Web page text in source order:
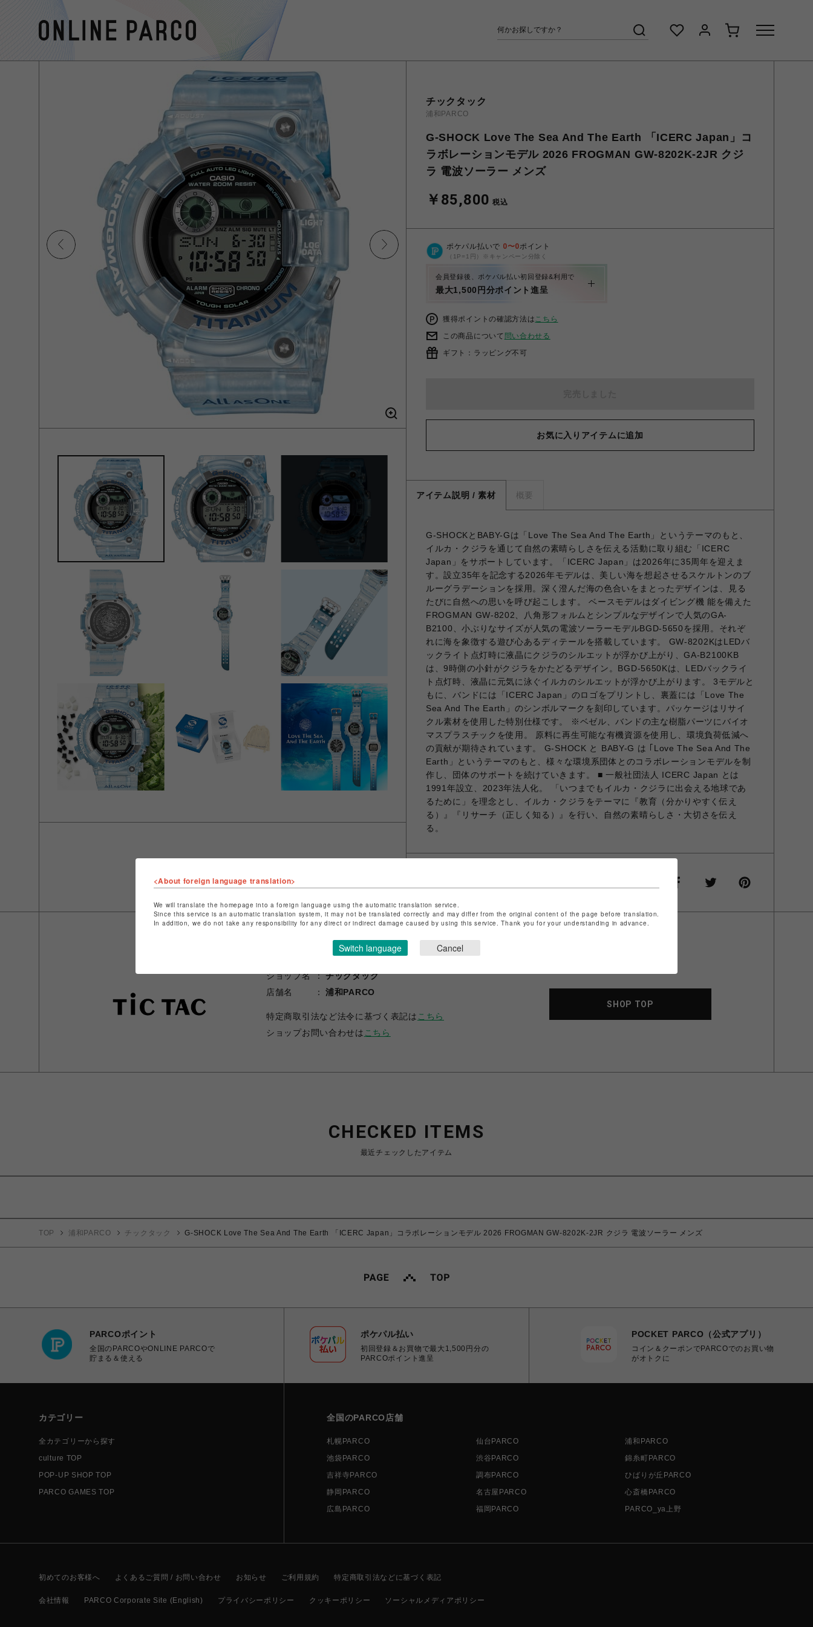
チックタック
浦和PARCO
G-SHOCK Love The Sea And The Earth 「ICERC Japan」コ
ラボレーションモデル 2026 FROGMAN GW-8202K-2JR クジ
ラ 電波ソーラー メンズ
￥85,800 税込
ポケパル払いで 0〜0ポイント
（1P=1円）※キャンペーン分除く
会員登録後、ポケパル払い初回登録&利用で
最大1,500円分ポイント進呈
獲得ポイントの確認方法はこちら
この商品について 問い合わせる
ギフト：ラッピング不可
お気に入りアイテムに追加
アイテム説明 / 素材 概要
G-SHOCKとBABY-Gは「Love The Sea And The Earth」というテーマのもと、
イルカ・クジラを通じて自然の素晴らしさを伝える活動に取り組む「ICERC
Japan」をサポートしています。「ICERC Japan」は2026年に35周年を迎えま
す。設立35年を記念する2026年モデルは、美しい海を想起させるスケルトンのブ
ルーグラデーションを採用。深く澄んだ海の色合いをまとったデザインは、見る
たびに自然への思いを呼び起こします。 ベースモデルはダイビング機 能を備えた
FROGMAN GW-8202、八角形フォルムとシンプルなデザインで人気のGA-
B2100、小ぶりなサイズが人気の電波ソーラーモデルBGD-5650を採用。それぞ
れに海を象徴する遊び心あるディテールを搭載しています。 GW-8202KはLEDバ
ックライト点灯時に液晶にクジラのシルエットが浮かび上がり、GA-B2100KB
は、9時側の小針がクジラをかたどるデザイン。BGD-5650Kは、LEDバックライ
ト点灯時、液晶に元気に泳ぐイルカのシルエットが浮かび上がります。 3モデルと
もに、バンドには「ICERC Japan」のロゴをプリントし、裏蓋には「Love The
Sea And The Earth」のシンボルマークを刻印しています。パッケージはリサイ
クル素材を使用した特別仕様です。 ※ベゼル、バンドの主な樹脂パーツにバイオ
マスプラスチックを使用。 原料に再生可能な有機資源を使用し、環境負荷低減へ
の貢献が期待されています。 G-SHOCK と BABY-G は ｢Love The Sea And The
Earth」というテーマのもと、様々な環境系団体とのコラボレーションモデルを制
作し、団体のサポートを続けていきます。 ■ 一般社団法人 ICERC Japan とは
1991年設立、2023年法人化。 「いつまでもイルカ・クジラに出会える地球であ
るために」を理念とし、イルカ・クジラをテーマに『教育（分かりやすく伝え
る）』『リサーチ（正しく知る）』を行い、自然の素晴らしさ・大切さを伝え
る。
ショップ名
チックタック
店舗名
浦和PARCO
特定商取引法など法令に基づく表記は こちら
ショップお問い合わせは こちら
SHOP TOP
CHECKED ITEMS
最近チェックしたアイテム
TOP 浦和PARCO チックタック G-SHOCK Love The Sea And The Earth 「ICERC Japan」コラボレーションモデル 2026 FROGMAN GW-8202K-2JR クジラ 電波ソーラー メンズ
PARCOポイント
全国のPARCOやONLINE PARCOで
貯まる＆使える
ポケパル払い
初回登録＆お買物で最大1,500円分の
PARCOポイント進呈
POCKET PARCO（公式アプリ）
コイン＆クーポンでPARCOでのお買い物
がオトクに
カテゴリー
全カテゴリーから探す
culture TOP
POP-UP SHOP TOP
PARCO GAMES TOP
全国のPARCO店舗
札幌PARCO 仙台PARCO
浦和PARCO
池袋PARCO
渋谷PARCO
錦糸町PARCO
吉祥寺PARCO
調布PARCO
ひばりが丘PARCO
静岡PARCO
名古屋PARCO
心斎橋PARCO
広島PARCO
福岡PARCO PARCO_ya上野
初めてのお客様へ よくあるご質問 / お問い合わせ お知らせ ご利用規約 特定商取引法などに基づく表記
会社情報 PARCO Corporate Site (English) プライバシーポリシー クッキーポリシー ソーシャルメディアポリシー
<About foreign language translation>
We will translate the homepage into a foreign language using the automatic translation service.
Since this service is an automatic translation system, it may not be translated correctly and may differ from the original content of the page before translation.
In addition, we do not take any responsibility for any direct or indirect damage caused by using this service. Thank you for your understanding in advance.
Switch language Cancel